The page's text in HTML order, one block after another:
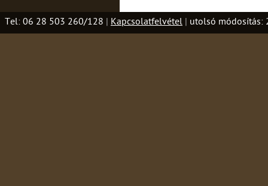
Tel: 06 28 503 260/128 Kapcsolatfelvétel utolsó módosítás: